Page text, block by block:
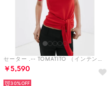
セーター .-- TOMATITO （インテンスレッド）
￥5,590
30%